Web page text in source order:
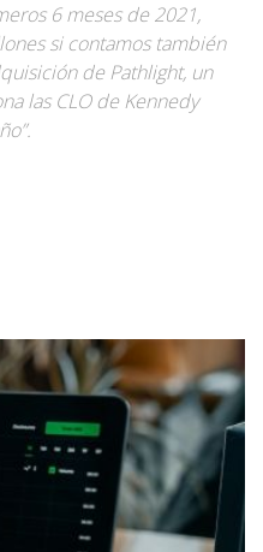
6 meses de 2021,
si contamos también
de Pathlight, un
las CLO de Kennedy